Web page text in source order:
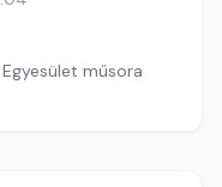
műsora